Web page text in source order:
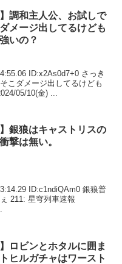
】調和主人公、お試しで
メージ出してるけども
いの？
ID:x2As0d7+0 さっき
こダメージ出してるけども
05/10(金) ...
】銀狼はキャストリスの
撃は無い。
ID:c1ndiQAm0 銀狼普
211: 星穹列車速報
】ロビンとホタルに囲ま
ヒルガチャはワースト